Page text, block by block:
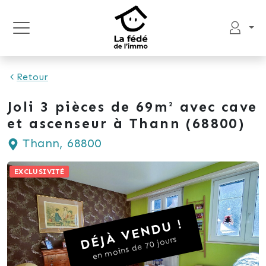
Retour
Joli 3 pièces de 69m² avec cave
et ascenseur à Thann (68800)
Thann, 68800
EXCLUSIVITÉ
DÉJÀ VENDU !
en moins de 70 jours